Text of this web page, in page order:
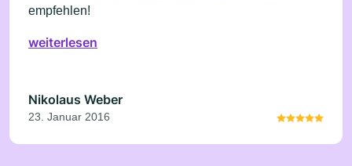
empfehlen!
weiterlesen
Nikolaus Weber
23. Januar 2016